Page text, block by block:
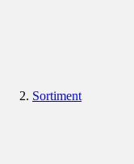
Sortiment